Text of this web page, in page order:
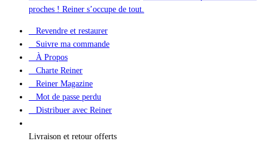
proches ! Reiner s’occupe de tout.
Revendre et restaurer
Suivre ma commande
À Propos
Charte Reiner
Reiner Magazine
Mot de passe perdu
Distribuer avec Reiner
Livraison et retour offerts